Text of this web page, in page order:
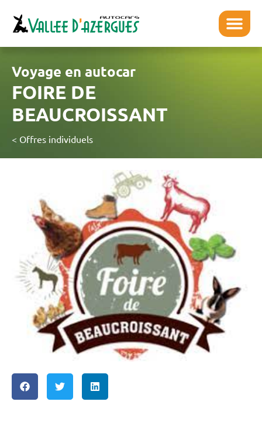
Voyage en autocar
FOIRE DE
BEAUCROISSANT
< Offres individuels